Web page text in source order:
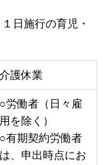
日施行の育児・
介護休業
○労働者（日々雇
用を除く）
○有期契約労働者
は、申出時点にお